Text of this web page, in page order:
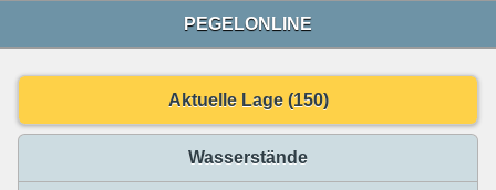
PEGELONLINE
Aktuelle Lage (150)
Wasserstände